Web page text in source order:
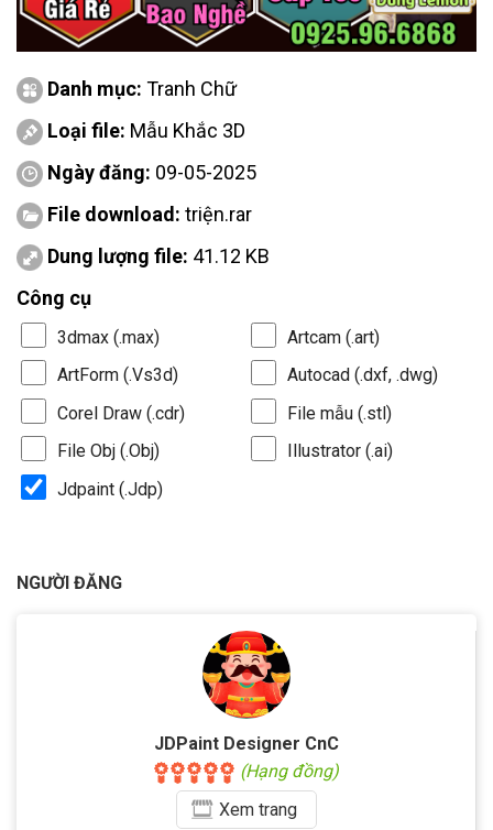
Danh mục: Tranh Chữ
Loại file: Mẫu Khắc 3D
Ngày đăng: 09-05-2025
File download: triện.rar
Dung lượng file: 41.12 KB
Công cụ
3dmax (.max)
Artcam (.art)
ArtForm (.Vs3d)
Autocad (.dxf, .dwg)
Corel Draw (.cdr)
File mẫu (.stl)
File Obj (.Obj)
Illustrator (.ai)
Jdpaint (.Jdp)
NGƯỜI ĐĂNG
JDPaint Designer CnC
(Hạng đồng)
Xemtrang